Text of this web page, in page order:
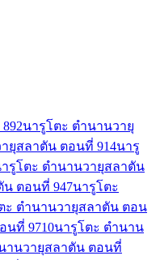
2นารูโตะ ตำนานวายุ
ยุสลาตัน ตอนที่ 914นารู
รูโตะ ตำนานวายุสลาตัน
น ตอนที่ 947นารูโตะ
ะ ตำนานวายุสลาตัน ตอน
นที่ 9710นารูโตะ ตำนาน
านวายุสลาตัน ตอนที่